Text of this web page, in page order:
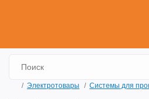
Электротовары Системы для